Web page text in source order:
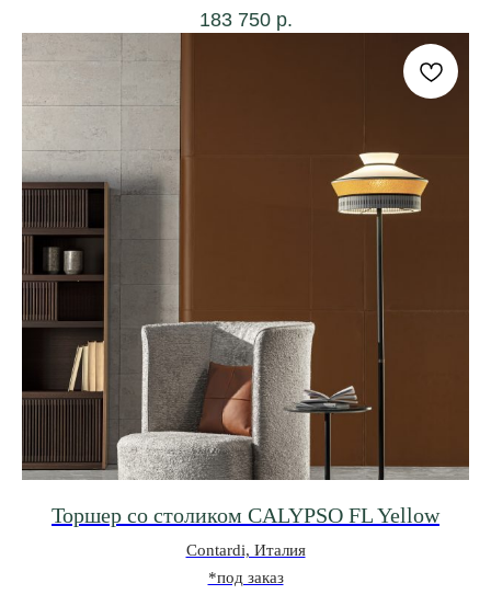
183 750 р.
Торшер со столиком CALYPSO FL Yellow
Contardi, Италия
*под заказ